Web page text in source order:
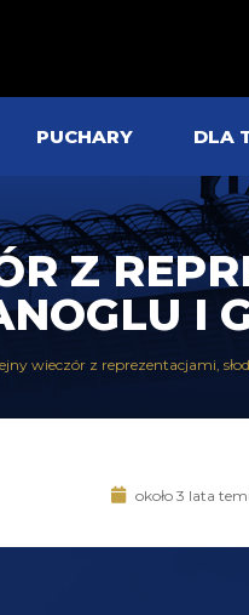
PUCHARY DLA
Z
I
wieczór z reprezentacjami,
około 3 lata